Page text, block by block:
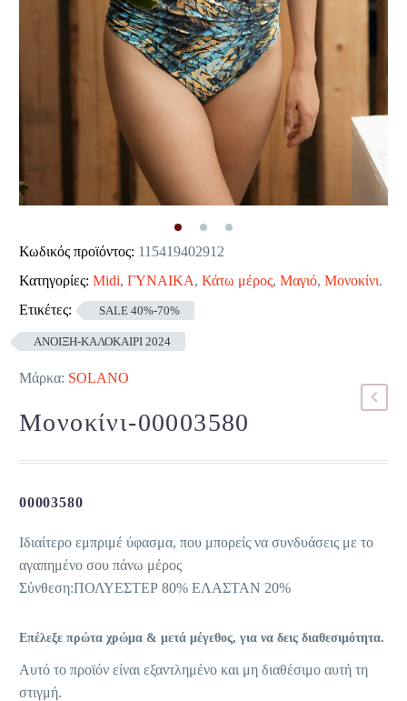
Κωδικός προϊόντος: 115419402912
Κατηγορίες: Midi, ΓΥΝΑΙΚΑ, Κάτω μέρος, Μαγιό, Μονοκίνι.
Ετικέτες:
SALE 40%-70%
ΑΝΟΙΞΗ-ΚΑΛΟΚΑΙΡΙ 2024
Μάρκα: SOLANO
Μονοκίνι-00003580
00003580
Ιδιαίτερο εμπριμέ ύφασμα, που μπορείς να συνδυάσεις με το
αγαπημένο σου πάνω μέρος
Σύνθεση:ΠΟΛΥΕΣΤΕΡ 80% ΕΛΑΣΤΑΝ 20%
Επέλεξε πρώτα χρώμα & μετά μέγεθος, για να δεις διαθεσιμότητα.
Αυτό το προϊόν είναι εξαντλημένο και μη διαθέσιμο αυτή τη
στιγμή.